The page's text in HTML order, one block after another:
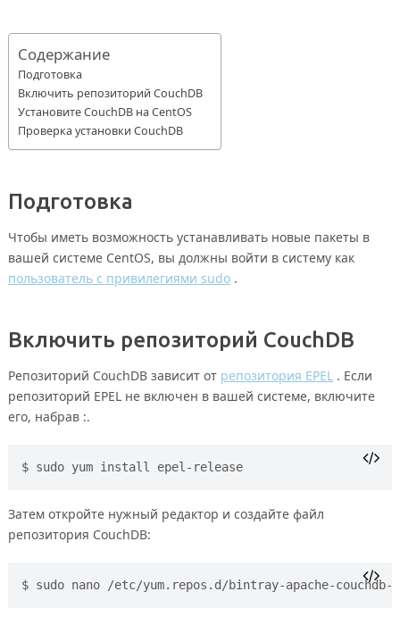
Содержание
Подготовка
Включить репозиторий CouchDB
Установите CouchDB на CentOS
Проверка установки CouchDB
Подготовка
Чтобы иметь возможность устанавливать новые пакеты в
вашей системе CentOS, вы должны войти в систему как
пользователь с привилегиями sudo.
Включить репозиторий CouchDB
Репозиторий CouchDB зависит от репозитория EPEL . Если
репозиторий EPEL не включен в вашей системе, включите
его, набрав :.
sudo yum install epel-release
Затем откройте нужный редактор и создайте файл
репозитория CouchDB:
sudo nano /etc/yum.repos.d/bintray-apache-couchdb-